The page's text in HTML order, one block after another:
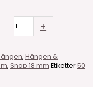
+
, Hängen &
, Snap 18 mm Etiketter50